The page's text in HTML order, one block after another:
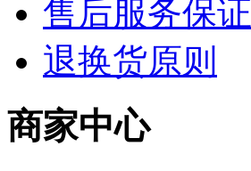
售后服务保证
退换货原则
商家中心